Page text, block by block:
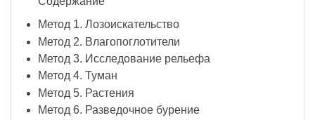
Метод 1. Лозоискательство
Метод 2. Влагопоглотители
Метод 3. Исследование рельефа
Метод 4. Туман
Метод 5. Растения
Метод 6. Разведочное бурение